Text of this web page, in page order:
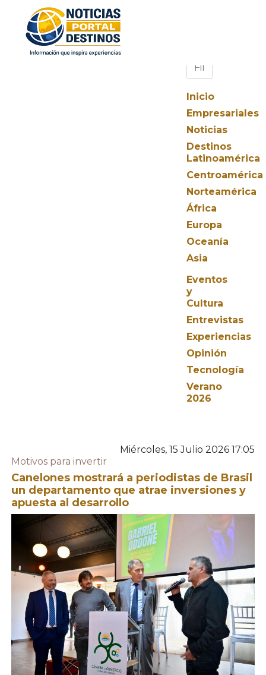
Inicio
Empresariales
Noticias
Destinos
Latinoamérica
Centroamérica
Norteamérica
África
Europa
Oceanía
Asia
Eventos
y
Cultura
Entrevistas
Experiencias
Opinión
Tecnología
Verano
2026
Miércoles, 15 Julio 2026 17:05
Motivos para invertir
Canelones mostrará a periodistas de Brasil
un departamento que atrae inversiones y
apuesta al desarrollo